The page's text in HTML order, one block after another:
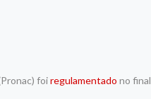
foiregulamentado no